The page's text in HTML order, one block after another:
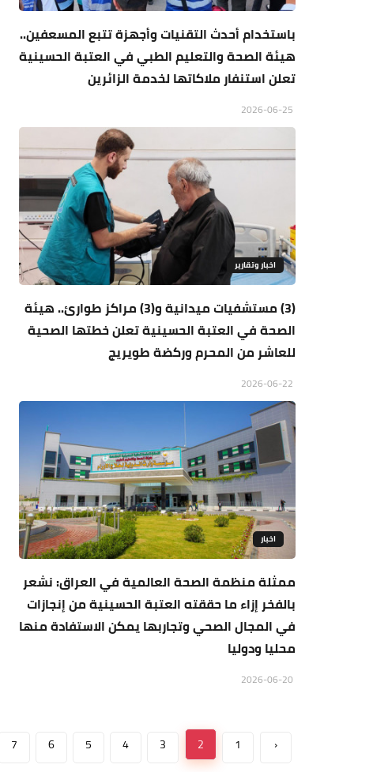
باستخدام أحدث التقنيات وأجهزة تتبع المسعفين..
هيئة الصحة والتعليم الطبي في العتبة الحسينية
تعلن استنفار ملاكاتها لخدمة الزائرين
اخبار وتقارير
(3) مستشفيات ميدانية و(3) مراكز طوارئ.. هيئة
الصحة في العتبة الحسينية تعلن خطتها الصحية
للعاشر من المحرم وركضة طويريج
اخبار
ممثلة منظمة الصحة العالمية في العراق: نشعر
بالفخر إزاء ما حققته العتبة الحسينية من إنجازات
في المجال الصحي وتجاربها يمكن الاستفادة منها
محليا ودوليا
‹
1
2
3
4
5
6
7